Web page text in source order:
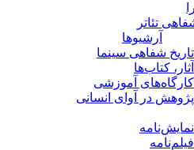
تئاتر
آرشیوها
تاریخ شفاهی سینما
آثار، کتاب‌ها
کارگاه‌های آموزشی
پژوهش در آوای انسانی
نمایش‌نامه
فیلم‌نامه